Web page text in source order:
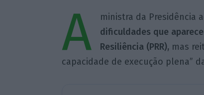
A ministra da Presidência
dificuldades que
Resiliência (PRR), mas
capacidade de execução plena”